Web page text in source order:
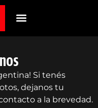
Si tenés
dejanos tu
a la brevedad.